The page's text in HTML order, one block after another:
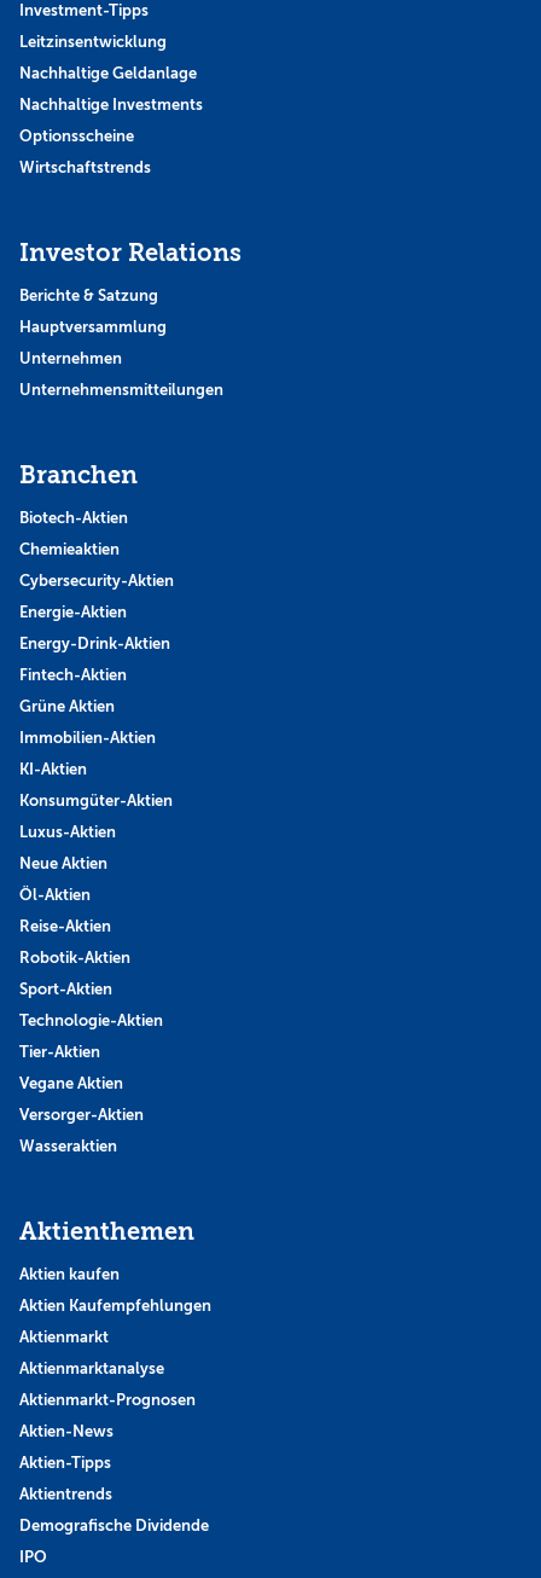
Investment-Tipps
Leitzinsentwicklung
Nachhaltige Geldanlage
Nachhaltige Investments
Optionsscheine
Wirtschaftstrends
Investor Relations
Berichte & Satzung
Hauptversammlung
Unternehmen
Unternehmensmitteilungen
Branchen
Biotech-Aktien
Chemieaktien
Cybersecurity-Aktien
Energie-Aktien
Energy-Drink-Aktien
Fintech-Aktien
Grüne Aktien
Immobilien-Aktien
KI-Aktien
Konsumgüter-Aktien
Luxus-Aktien
Neue Aktien
Öl-Aktien
Reise-Aktien
Robotik-Aktien
Sport-Aktien
Technologie-Aktien
Tier-Aktien
Vegane Aktien
Versorger-Aktien
Wasseraktien
Aktienthemen
Aktien kaufen
Aktien Kaufempfehlungen
Aktienmarkt
Aktienmarktanalyse
Aktienmarkt-Prognosen
Aktien-News
Aktien-Tipps
Aktientrends
Demografische Dividende
IPO